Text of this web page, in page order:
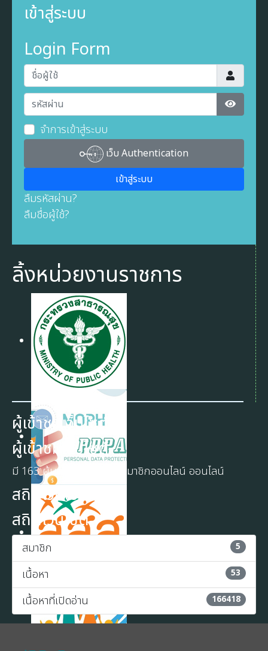
เข้าสู่ระบบ
Login Form
ชื่อผู้ใช้
รหัสผ่าน
แสดงรหั
จำการเข้าสู่ระบบ
เว็บ Authentication
เข้าสู่ระบบ
ลืมรหัสผ่าน?
ลืมชื่อผู้ใช้?
ลิ้งหน่วยงานราชการ
ผู้เข้าชมเว็บไซต์
ผู้เข้าชมเว็บไซต์
มี 163 ผู้มาเยือน และ ไม่มีสมาชิกออนไลน์ ออนไลน์
สถิติเว็บไซต์
สถิติเว็บไซต์
สมาชิก 5
เนื้อหา 53
เนื้อหาที่เปิดอ่าน 166418